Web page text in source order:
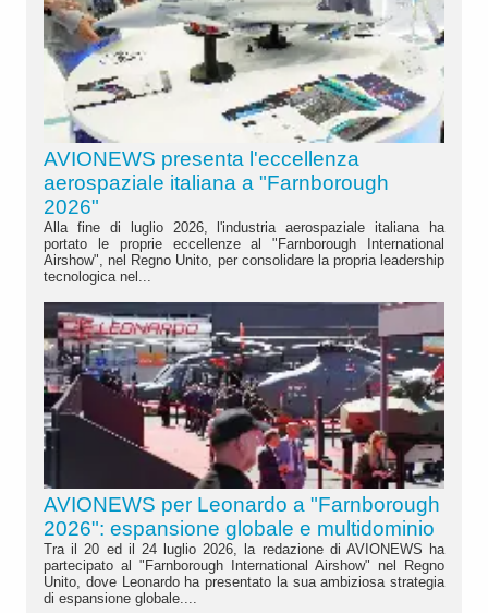
AVIONEWS presenta l'eccellenza
aerospaziale italiana a "Farnborough
2026"
Alla fine di luglio 2026, l'industria aerospaziale italiana ha
portato le proprie eccellenze al "Farnborough International
Airshow", nel Regno Unito, per consolidare la propria leadership
tecnologica nel...
AVIONEWS per Leonardo a "Farnborough
2026": espansione globale e multidominio
Tra il 20 ed il 24 luglio 2026, la redazione di AVIONEWS ha
partecipato al "Farnborough International Airshow" nel Regno
Unito, dove Leonardo ha presentato la sua ambiziosa strategia
di espansione globale....